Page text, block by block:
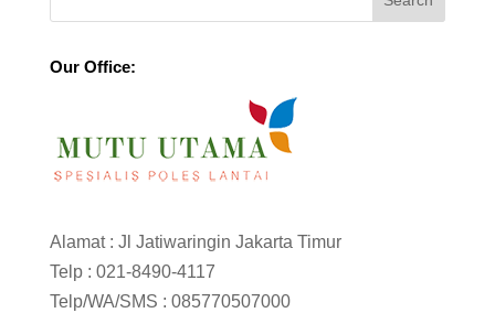
Our Office:
Alamat : Jl Jatiwaringin Jakarta Timur
Telp : 021-8490-4117
Telp/WA/SMS : 085770507000